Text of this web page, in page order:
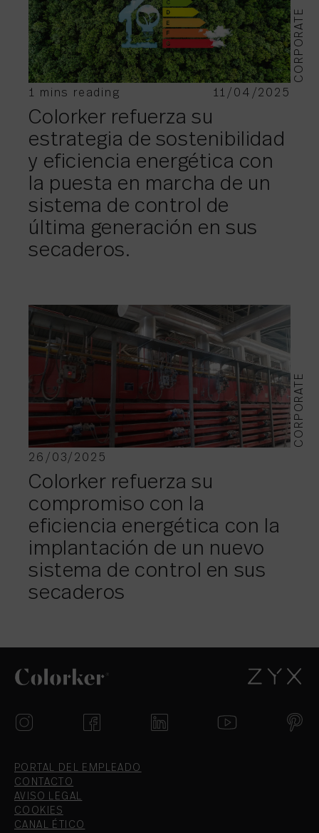
CORPORATE
1 mins reading 11/04/2025
Colorker refuerza su
estrategia de sostenibilidad
y eficiencia energética con
la puesta en marcha de un
sistema de control de
última generación en sus
secaderos.
CORPORATE
26/03/2025
Colorker refuerza su
compromiso con la
eficiencia energética con la
implantación de un nuevo
sistema de control en sus
secaderos
PORTAL DEL EMPLEADO
CONTACTO
AVISO LEGAL
COOKIES
CANAL ÉTICO